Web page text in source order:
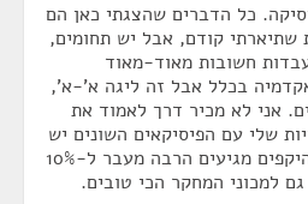
כל הדברים שהצגתי כאן הם
קודם, אבל יש תחומים,
חשובות מאוד-מאוד
בכלל אבל זה ליגה א'-א',
אני לא מכיר דרך לאמוד את
שלי עם הפיסיקאים השונים יש
שם המון ישראלים. כך שההיקפים מגיעים הרבה מעבר ל-10%
למכוני המחקר הכי טובים.